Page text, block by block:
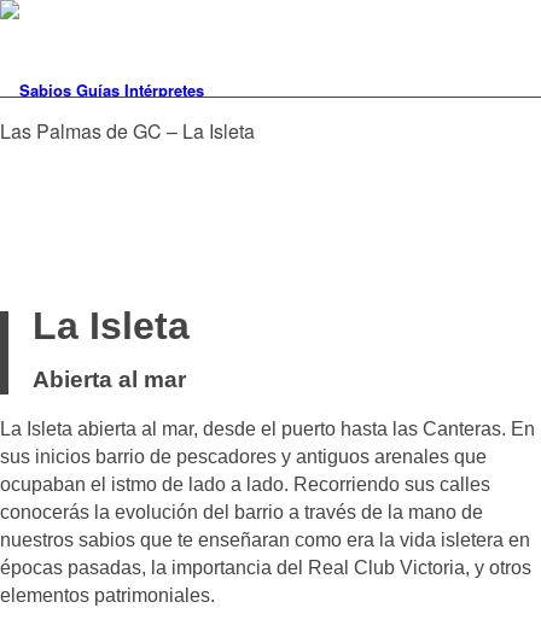
Las Palmas de GC – La Isleta
La Isleta
Abierta al mar
La Isleta abierta al mar, desde el puerto hasta las Canteras. En
sus inicios barrio de pescadores y antiguos arenales que
ocupaban el istmo de lado a lado. Recorriendo sus calles
conocerás la evolución del barrio a través de la mano de
nuestros sabios que te enseñaran como era la vida isletera en
épocas pasadas, la importancia del Real Club Victoria, y otros
elementos patrimoniales.